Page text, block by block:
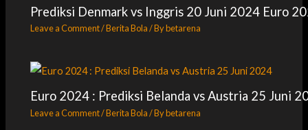
Prediksi Denmark vs Inggris 20 Juni 2024 Euro
Leave a Comment/Berita Bola/ Bybetarena
Euro 2024 : Prediksi Belanda vs Austria 25 Juni
Leave a Comment/Berita Bola/ Bybetarena